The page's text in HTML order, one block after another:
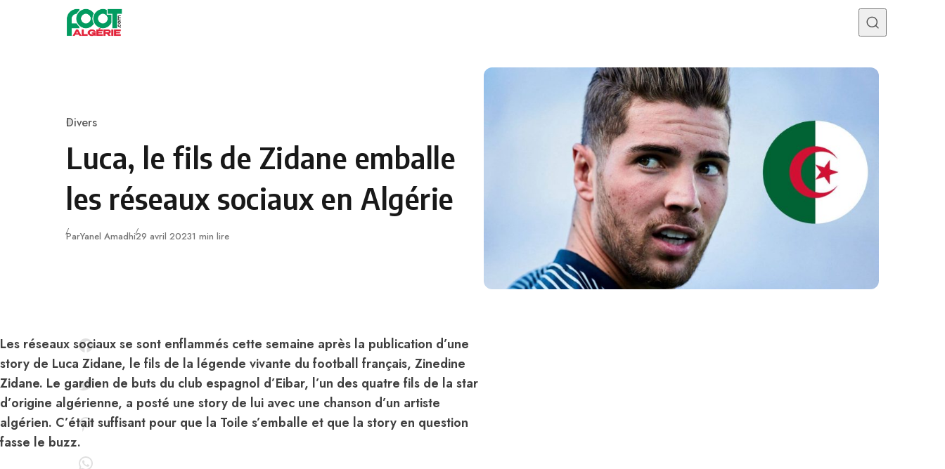
Skip to content
Category
Divers
Luca, le fils de Zidane emballe
les réseaux sociaux en Algérie
ParYanel AmadhiPublié
29 avril 20231 min lire
Les réseaux sociaux se sont enflammés cette semaine après la publication d’une
story de Luca Zidane, le fils de la légende vivante du football français, Zinedine
Zidane. Le gardien de buts du club espagnol d’Eibar, l’un des quatre fils de la star
d’origine algérienne, a posté une story de lui avec une chanson d’un artiste
algérien. C’était suffisant pour que la Toile s’emballe et que la story en question
fasse le buzz.